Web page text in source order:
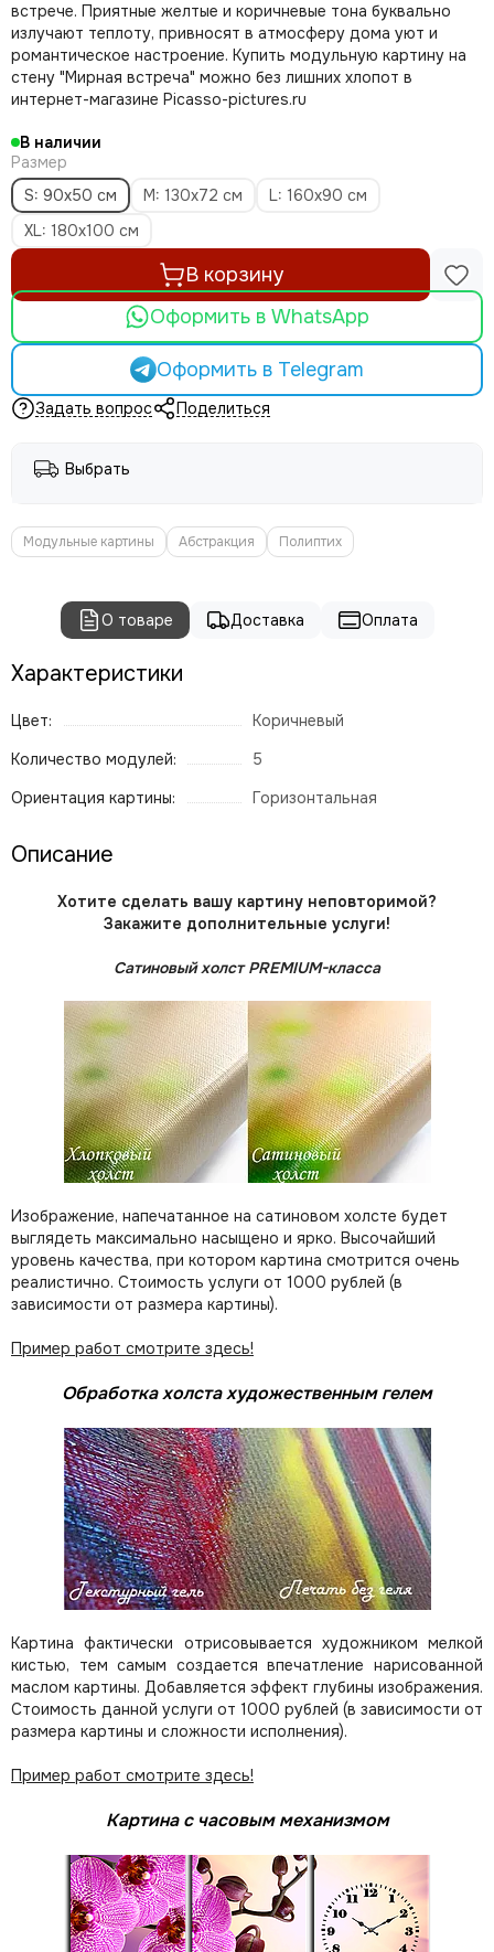
встрече. Приятные желтые и коричневые тона буквально
излучают теплоту, привносят в атмосферу дома уют и
романтическое настроение. Купить модульную картину на
стену "Мирная встреча" можно без лишних хлопот в
интернет-магазине Picasso-pictures.ru
В наличии
Размер
S: 90x50 см
M: 130х72 см
L: 160х90 см
XL: 180х100 см
В корзину
Оформить в WhatsApp
Оформить в Telegram
Задать вопрос Поделиться
Выбрать
Модульные картины Абстракция Полиптих
О товаре Доставка Оплата
Характеристики
Цвет:
Коричневый
Количество модулей:
5
Ориентация картины:
Горизонтальная
Описание
Хотите сделать вашу картину неповторимой?
Закажите дополнительные услуги!
Сатиновый холст PREMIUM-класса
Изображение, напечатанное на сатиновом холсте будет
выглядеть максимально насыщено и ярко. Высочайший
уровень качества, при котором картина смотрится очень
реалистично. Стоимость услуги от 1000 рублей (в
зависимости от размера картины).
Пример работ смотрите здесь!
Обработка холста художественным гелем
Картина фактически отрисовывается художником мелкой
кистью, тем самым создается впечатление нарисованной
маслом картины. Добавляется эффект глубины изображения.
Стоимость данной услуги от 1000 рублей (в зависимости от
размера картины и сложности исполнения).
Пример работ смотрите здесь!
Картина с часовым механизмом